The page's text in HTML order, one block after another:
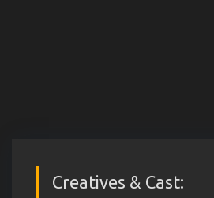
Creatives & Cast: